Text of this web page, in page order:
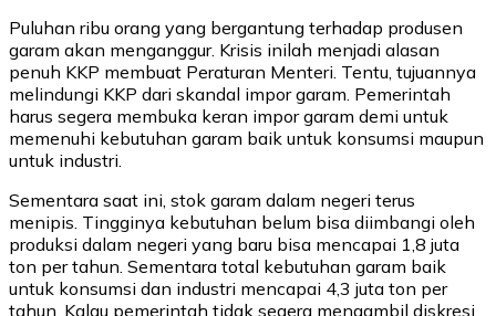
Puluhan ribu orang yang bergantung terhadap produsen
garam akan menganggur. Krisis inilah menjadi alasan
penuh KKP membuat Peraturan Menteri. Tentu, tujuannya
melindungi KKP dari skandal impor garam. Pemerintah
harus segera membuka keran impor garam demi untuk
memenuhi kebutuhan garam baik untuk konsumsi maupun
untuk industri.
Sementara saat ini, stok garam dalam negeri terus
menipis. Tingginya kebutuhan belum bisa diimbangi oleh
produksi dalam negeri yang baru bisa mencapai 1,8 juta
ton per tahun. Sementara total kebutuhan garam baik
untuk konsumsi dan industri mencapai 4,3 juta ton per
tahun. Kalau pemerintah tidak segera mengambil diskresi